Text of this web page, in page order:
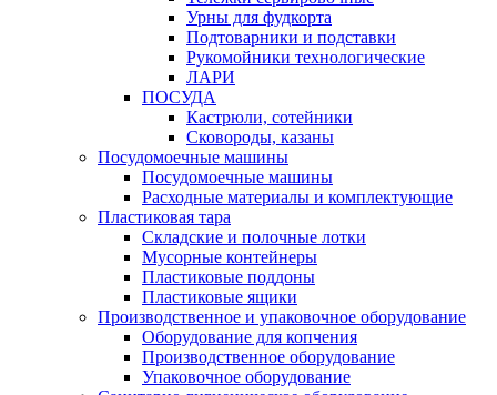
Урны для фудкорта
Подтоварники и подставки
Рукомойники технологические
ЛАРИ
ПОСУДА
Кастрюли, сотейники
Сковороды, казаны
Посудомоечные машины
Посудомоечные машины
Расходные материалы и комплектующие
Пластиковая тара
Складские и полочные лотки
Мусорные контейнеры
Пластиковые поддоны
Пластиковые ящики
Производственное и упаковочное оборудование
Оборудование для копчения
Производственное оборудование
Упаковочное оборудование